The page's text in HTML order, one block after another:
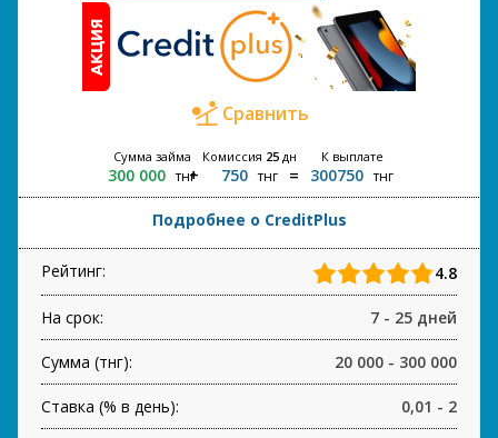
Сравнить
Сумма займа
300 000 тнг
Комиссия 25дн
750 тнг
К выплате
300750 тнг
Подробнее о CreditPlus
Рейтинг: 4.8
На срок: 7 - 25 дней
Сумма (тнг): 20 000 - 300 000
Ставка (% в день): 0,01 - 2